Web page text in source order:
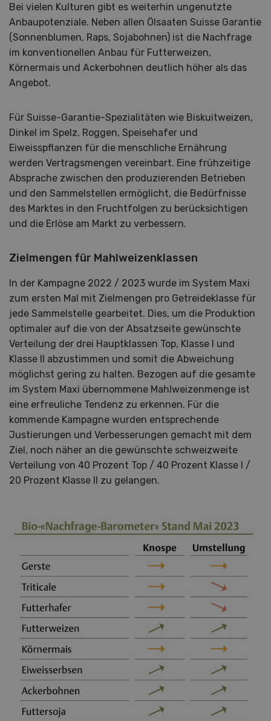
Bei vielen Kulturen gibt es weiterhin ungenutzte
Anbaupotenziale. Neben allen Ölsaaten Suisse Garantie
(Sonnenblumen, Raps, Sojabohnen) ist die Nachfrage
im konventionellen Anbau für Futterweizen,
Körnermais und Ackerbohnen deutlich höher als das
Angebot.
Für Suisse-Garantie-Spezialitäten wie Biskuitweizen,
Dinkel im Spelz, Roggen, Speisehafer und
Eiweisspflanzen für die menschliche Ernährung
werden Vertragsmengen vereinbart. Eine frühzeitige
Absprache zwischen den produzierenden Betrieben
und den Sammelstellen ermöglicht, die Bedürfnisse
des Marktes in den Fruchtfolgen zu berücksichtigen
und die Erlöse am Markt zu verbessern.
Zielmengen für Mahlweizenklassen
In der Kampagne 2022 / 2023 wurde im System Maxi
zum ersten Mal mit Zielmengen pro Getreideklasse für
jede Sammelstelle gearbeitet. Dies, um die Produktion
optimaler auf die von der Absatzseite gewünschte
Verteilung der drei Hauptklassen Top, Klasse I und
Klasse II abzustimmen und somit die Abweichung
möglichst gering zu halten. Bezogen auf die gesamte
im System Maxi übernommene Mahlweizenmenge ist
eine erfreuliche Tendenz zu erkennen. Für die
kommende Kampagne wurden entsprechende
Justierungen und Verbesserungen gemacht mit dem
Ziel, noch näher an die gewünschte schweizweite
Verteilung von 40 Prozent Top / 40 Prozent Klasse l /
20 Prozent Klasse ll zu gelangen.